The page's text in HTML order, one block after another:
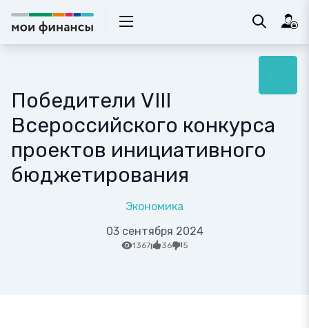
Победители VIII
Всероссийского конкурса
проектов инициативного
бюджетирования
Экономика
03 сентября 2024
1367 36 5